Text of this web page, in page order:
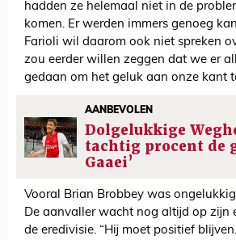
hadden ze helemaal niet in de
komen. Er werden immers genoeg
Farioli wil daarom ook niet spreken
zou eerder willen zeggen dat we er
gedaan om het geluk aan onze kant
AANBEVOLEN
Dolgelukkige
tachtig procent de
Gaaei’
Vooral Brian Brobbey was
De aanvaller wacht nog altijd op zijn
de eredivisie. “Hij moet positief